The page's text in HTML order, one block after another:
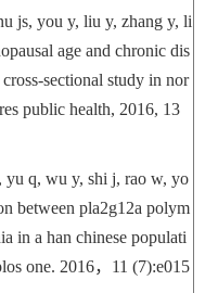
js, you y, liu y, zhang y, li
age and chronic dis
sectional study in nor
public health, 2016, 13
yu q, wu y, shi j, rao w, yo
between pla2g12a polym
in a han chinese populati
one. 2016， 11 (7):e015